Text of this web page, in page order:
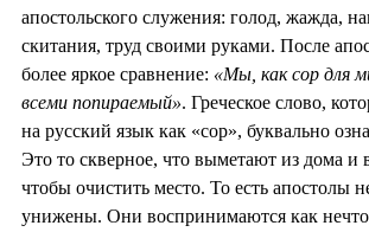
апостольского служения: голод, жажда,
скитания, труд своими руками. После
более яркое сравнение: «Мы, как сор для
всеми попираемый». Греческое слово,
на русский язык как «сор», буквально
Это то скверное, что выметают из дома и
чтобы очистить место. То есть апостолы
унижены. Они воспринимаются как